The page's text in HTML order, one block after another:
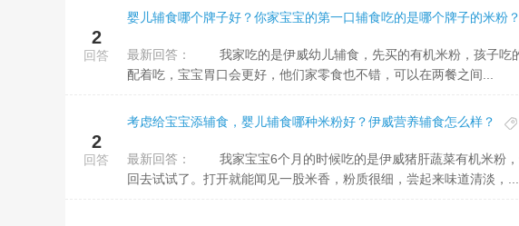
2
回答
婴儿辅食哪个牌子好？你家宝宝的第一口辅食吃的是哪个牌子的米粉？
最新回答：
配着吃，宝宝胃口会更好，他们家零食也不错，可以在两餐之间...
2
回答
考虑给宝宝添辅食，婴儿辅食哪种米粉好？伊威营养辅食怎么样？
最新回答：
回去试试了。打开就能闻见一股米香，粉质很细，尝起来味道清淡，...